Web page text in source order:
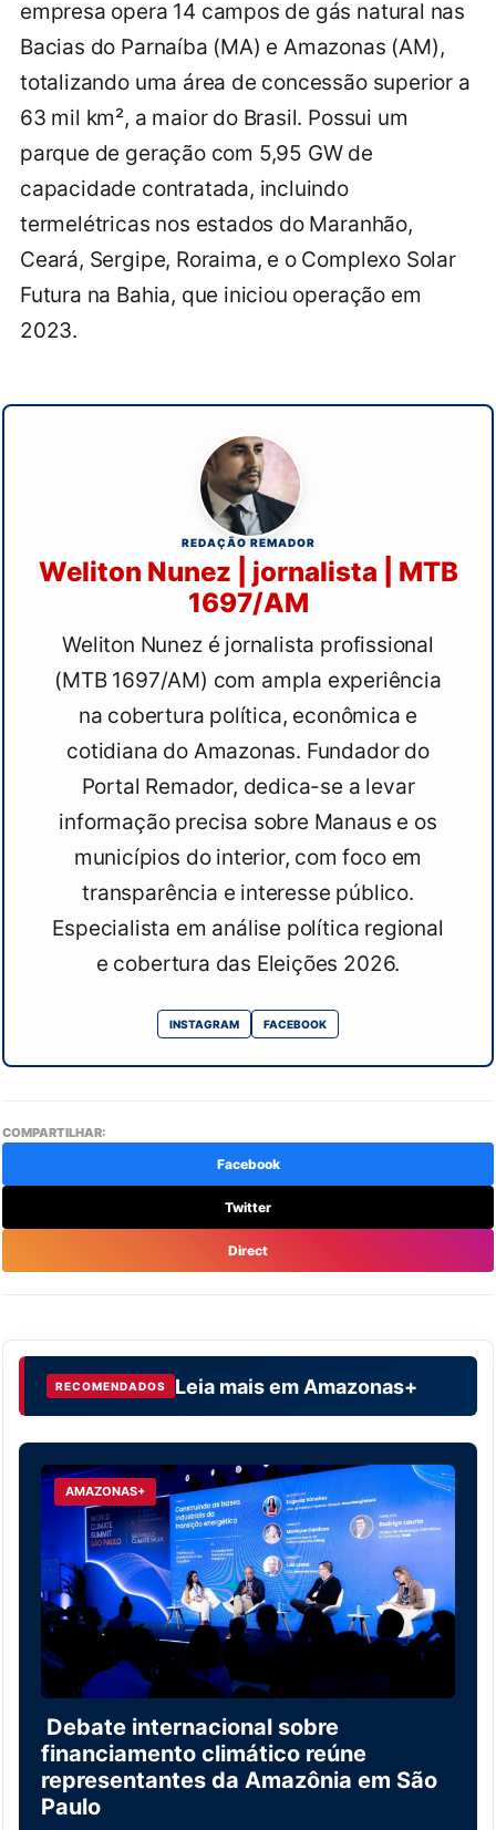
empresa opera 14 campos de gás natural nas
Bacias do Parnaíba (MA) e Amazonas (AM),
totalizando uma área de concessão superior a
63 mil km², a maior do Brasil. Possui um
parque de geração com 5,95 GW de
capacidade contratada, incluindo
termelétricas nos estados do Maranhão,
Ceará, Sergipe, Roraima, e o Complexo Solar
Futura na Bahia, que iniciou operação em
2023.
REDAÇÃO REMADOR
Weliton Nunez | jornalista | MTB
1697/AM
Weliton Nunez é jornalista profissional
(MTB 1697/AM) com ampla experiência
na cobertura política, econômica e
cotidiana do Amazonas. Fundador do
Portal Remador, dedica-se a levar
informação precisa sobre Manaus e os
municípios do interior, com foco em
transparência e interesse público.
Especialista em análise política regional
e cobertura das Eleições 2026.
INSTAGRAM FACEBOOK
COMPARTILHAR:
Facebook
Twitter
Direct
RECOMENDADOS Leia mais em Amazonas+
AMAZONAS+
Debate internacional sobre
financiamento climático reúne
representantes da Amazônia em São
Paulo